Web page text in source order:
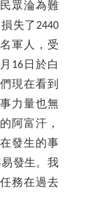
眾淪為難
失了2440
軍人，受
16日於白
現在看到
力量也無
阿富汗，
發生的事
發生。我
務在過去